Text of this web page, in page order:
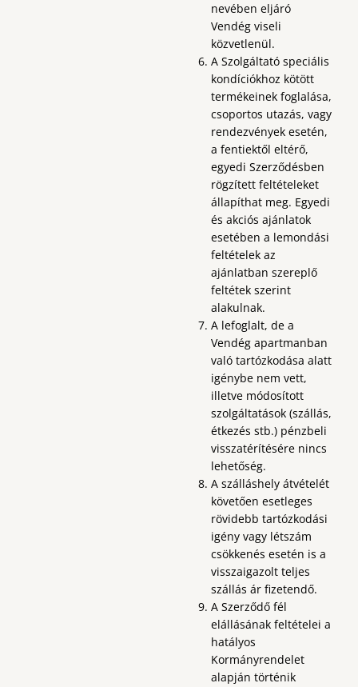
nevében eljáró
Vendég viseli
közvetlenül.
A Szolgáltató speciális
kondíciókhoz kötött
termékeinek foglalása,
csoportos utazás, vagy
rendezvények esetén,
a fentiektől eltérő,
egyedi Szerződésben
rögzített feltételeket
állapíthat meg. Egyedi
és akciós ajánlatok
esetében a lemondási
feltételek az
ajánlatban szereplő
feltétek szerint
alakulnak.
A lefoglalt, de a
Vendég apartmanban
való tartózkodása alatt
igénybe nem vett,
illetve módosított
szolgáltatások (szállás,
étkezés stb.) pénzbeli
visszatérítésére nincs
lehetőség.
A szálláshely átvételét
követően esetleges
rövidebb tartózkodási
igény vagy létszám
csökkenés esetén is a
visszaigazolt teljes
szállás ár fizetendő.
A Szerződő fél
elállásának feltételei a
hatályos
Kormányrendelet
alapján történik